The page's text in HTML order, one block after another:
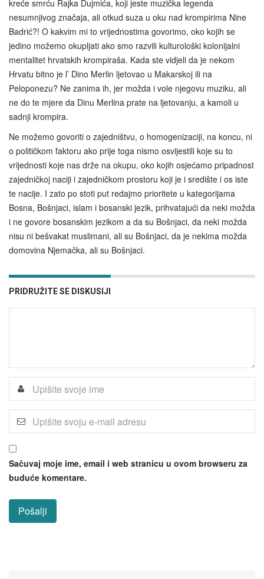
kreće smrću Rajka Dujmića, koji jeste muzička legenda
nesumnjivog značaja, ali otkud suza u oku nad krompirima Nine
Badrić?! O kakvim mi to vrijednostima govorimo, oko kojih se
jedino možemo okupljati ako smo razvili kulturološki kolonijalni
mentalitet hrvatskih krompiraša. Kada ste vidjeli da je nekom
Hrvatu bitno je l’ Dino Merlin ljetovao u Makarskoj ili na
Peloponezu? Ne zanima ih, jer možda i vole njegovu muziku, ali
ne do te mjere da Dinu Merlina prate na ljetovanju, a kamoli u
sadnji krompira.
Ne možemo govoriti o zajedništvu, o homogenizaciji, na koncu, ni
o političkom faktoru ako prije toga nismo osvijestili koje su to
vrijednosti koje nas drže na okupu, oko kojih osjećamo pripadnost
zajedničkoj naciji i zajedničkom prostoru koji je i središte i os iste
te nacije. I zato po stoti put redajmo prioritete u kategorijama
Bosna, Bošnjaci, islam i bosanski jezik, prihvatajući da neki možda
i ne govore bosanskim jezikom a da su Bošnjaci, da neki možda
nisu ni bešvakat muslimani, ali su Bošnjaci, da je nekima možda
domovina Njemačka, ali su Bošnjaci.
PRIDRUŽITE SE DISKUSIJI
Sačuvaj moje ime, email i web stranicu u ovom browseru za
buduće komentare.